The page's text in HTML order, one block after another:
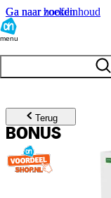
Ga naar hoofdinhoud
Ga naar zoeken
menu
Terug
BONUS